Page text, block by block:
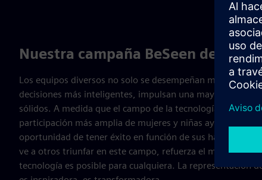
Nuestra campaña BeSeen destaca
Los equipos diversos no solo se desempeñan mejor, sino
decisiones más inteligentes, impulsan una mayor
sólidos. A medida que el campo de la tecnología
participación más amplia de mujeres y niñas ayuda a
oportunidad de tener éxito en función de sus habilidades y
ve a otros triunfar en este campo, refuerza el mensaje de
tecnología es posible para cualquiera. La representación